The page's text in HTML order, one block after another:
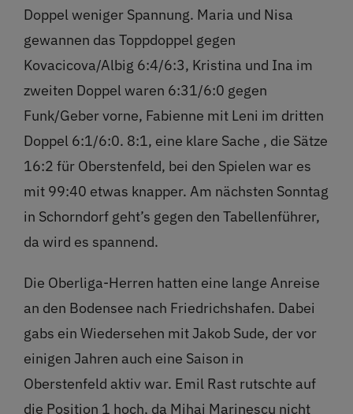
Doppel weniger Spannung. Maria und Nisa
gewannen das Toppdoppel gegen
Kovacicova/Albig 6:4/6:3, Kristina und Ina im
zweiten Doppel waren 6:31/6:0 gegen
Funk/Geber vorne, Fabienne mit Leni im dritten
Doppel 6:1/6:0. 8:1, eine klare Sache , die Sätze
16:2 für Oberstenfeld, bei den Spielen war es
mit 99:40 etwas knapper. Am nächsten Sonntag
in Schorndorf geht’s gegen den Tabellenführer,
da wird es spannend.
Die Oberliga-Herren hatten eine lange Anreise
an den Bodensee nach Friedrichshafen. Dabei
gabs ein Wiedersehen mit Jakob Sude, der vor
einigen Jahren auch eine Saison in
Oberstenfeld aktiv war. Emil Rast rutschte auf
die Position 1 hoch, da Mihai Marinescu nicht